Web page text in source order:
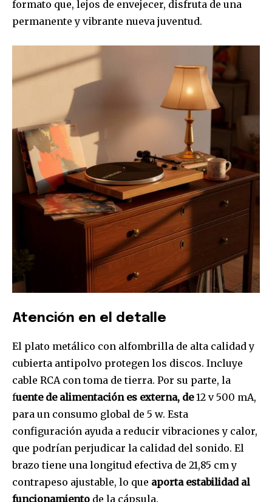
formato que, lejos de envejecer, disfruta de una
permanente y vibrante nueva juventud.
Atención en el detalle
El plato metálico con alfombrilla de alta calidad y
cubierta antipolvo protegen los discos. Incluye
cable RCA con toma de tierra. Por su parte, la
fuente de alimentación es externa, de12 v 500 mA,
para un consumo global de 5 w. Esta
configuración ayuda a reducir vibraciones y calor,
que podrían perjudicar la calidad del sonido. El
brazo tiene una longitud efectiva de 21,85 cm y
contrapeso ajustable, lo que aporta estabilidad al
funcionamiento de la cápsula.